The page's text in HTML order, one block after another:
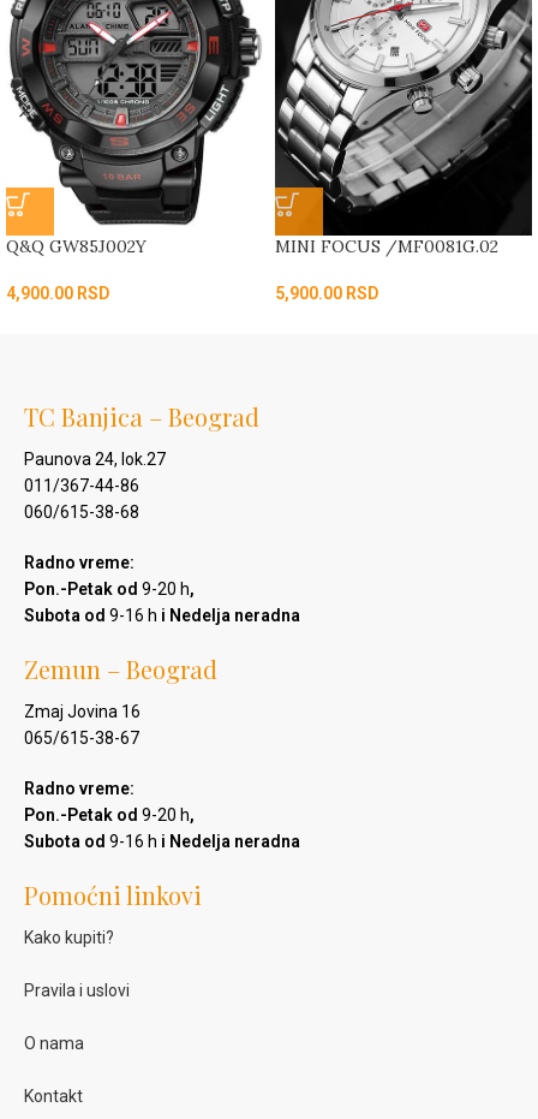
Q&Q GW85J002Y
4,900.00 RSD
MINI FOCUS /MF0081G.02
5,900.00 RSD
TC Banjica – Beograd
Paunova 24, lok.27
011/367-44-86
060/615-38-68
Radno vreme:
Pon.-Petak od 9-20 h,
Subota od 9-16 h i Nedelja neradna
Zemun – Beograd
Zmaj Jovina 16
065/615-38-67
Radno vreme:
Pon.-Petak od 9-20 h,
Subota od 9-16 h i Nedelja neradna
Pomoćni linkovi
Kako kupiti?
Pravila i uslovi
O nama
Kontakt